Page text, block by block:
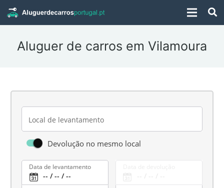
Aluguer de carros em Vilamoura
Local de levantamento
Devolução no mesmo local
Data de levantamento